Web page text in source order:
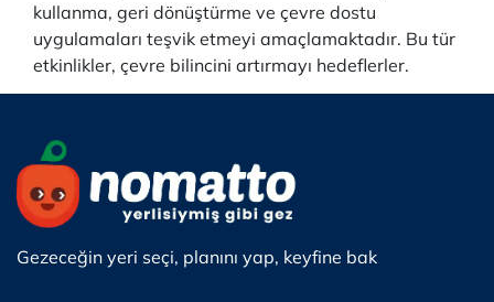
kullanma, geri dönüştürme ve çevre dostu
uygulamaları teşvik etmeyi amaçlamaktadır. Bu tür
etkinlikler, çevre bilincini artırmayı hedeflerler.
Gezeceğin yeri seçi, planını yap, keyfine bak